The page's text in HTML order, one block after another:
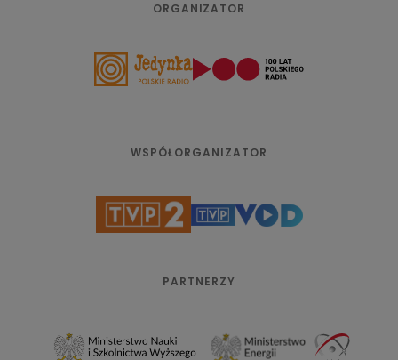
ORGANIZATOR
WSPÓŁORGANIZATOR
PARTNERZY